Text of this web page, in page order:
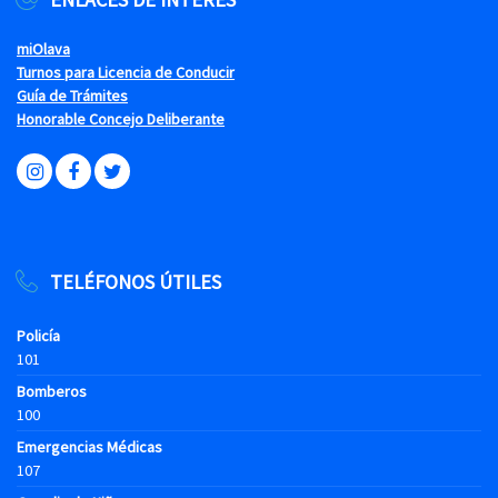
miOlava
Turnos para Licencia de Conducir
Guía de Trámites
Honorable Concejo Deliberante
TELÉFONOS ÚTILES
Policía
101
Bomberos
100
Emergencias Médicas
107